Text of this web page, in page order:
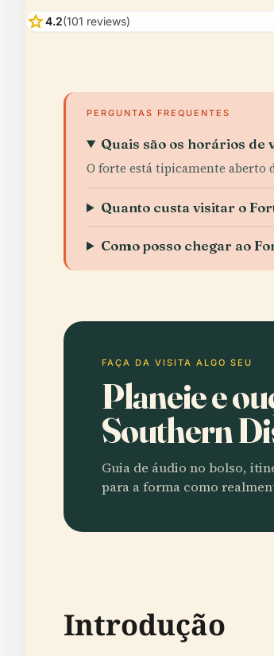
star4.2(101 reviews)
PERGUNTAS FREQUENTES
Quais são os horários de
O forte está tipicamente aberto
Quanto custa visitar o
Como posso chegar ao
FAÇA DA VISITA ALGO SEU
Planeie e
Southern
Guia de áudio no bolso,
para a forma como
Introdução